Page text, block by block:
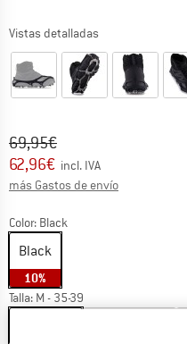
Vistas detalladas
Precio original :
69,95€
Precio:
62,96€ incl. IVA
más Gastos de envíoInformación
Color: Black
Black
10%
Talla: M - 35-39